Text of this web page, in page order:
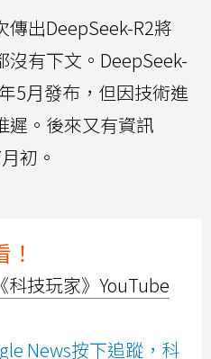
出DeepSeek-R2將
有下文。DeepSeek-
5月發布，但因技術進
遲。後來又有資訊
初。
科技玩家》YouTube
News按下追蹤，科